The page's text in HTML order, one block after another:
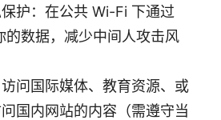
护：在公共 Wi-Fi 下通过
的数据，减少中间人攻击风
问国际媒体、教育资源、或
国内网站的内容（需遵守当